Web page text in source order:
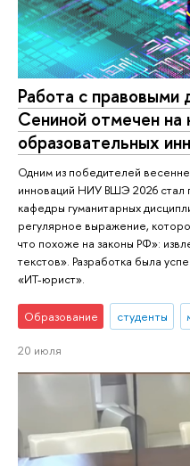
Работа с
Сениной отмечен
образовательных
Одним из победителей
инноваций НИУ ВШЭ 2026 стал
кафедры гуманитарных
регулярное выражение,
что похоже на законы РФ»:
текстов». Разработка была
«ИТ-юрист».
Образование студенты
20 июля